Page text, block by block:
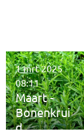
Maart -
Bonenkrui
d
1 mrt 2025
08:11